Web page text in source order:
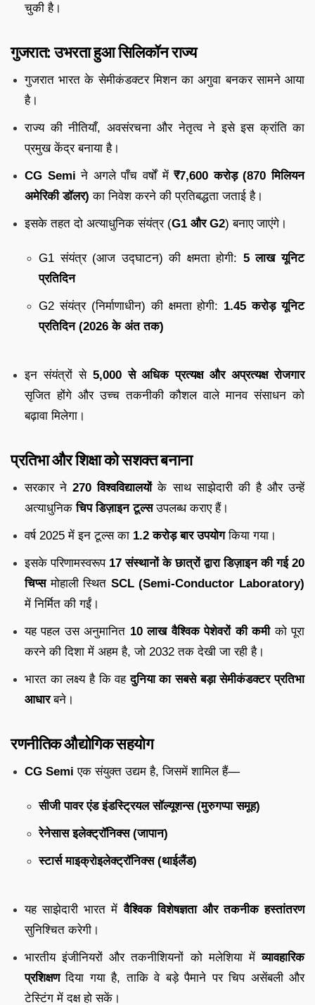
चुकी है।
गुजरात: उभरता हुआ सिलिकॉन राज्य
गुजरात भारत के सेमीकंडक्टर मिशन का अगुवा बनकर सामने आया
है।
राज्य की नीतियाँ, अवसंरचना और नेतृत्व ने इसे इस क्रांति का
प्रमुख केंद्र बनाया है।
CG Semi ने अगले पाँच वर्षों में₹7,600 करोड़ (870 मिलियन
अमेरिकी डॉलर) का निवेश करने की प्रतिबद्धता जताई है।
इसके तहत दो अत्याधुनिक संयंत्र (G1 और G2) बनाए जाएंगे।
G1 संयंत्र (आज उद्घाटन) की क्षमता होगी: 5 लाख यूनिट
प्रतिदिन
G2 संयंत्र (निर्माणाधीन) की क्षमता होगी: 1.45 करोड़ यूनिट
प्रतिदिन (2026 के अंत तक)
इन संयंत्रों से 5,000 से अधिक प्रत्यक्ष और अप्रत्यक्ष रोजगार
सृजित होंगे और उच्च तकनीकी कौशल वाले मानव संसाधन को
बढ़ावा मिलेगा।
प्रतिभा और शिक्षा को सशक्त बनाना
सरकार ने270 विश्वविद्यालयोंके साथ साझेदारी की है और उन्हें
अत्याधुनिकचिप डिज़ाइन टूल्सउपलब्ध कराए हैं।
वर्ष 2025 में इन टूल्स का 1.2 करोड़ बार उपयोगकिया गया।
इसके परिणामस्वरूप 17 संस्थानों के छात्रों द्वारा डिज़ाइन की गई 20
चिप्समोहाली स्थित SCL (Semi-Conductor Laboratory)
में निर्मित की गईं।
यह पहल उस अनुमानित 10 लाख वैश्विक पेशेवरों की कमीको पूरा
करने की दिशा में अहम है, जो 2032 तक देखी जा रही है।
भारत का लक्ष्य है कि वहदुनिया का सबसे बड़ा सेमीकंडक्टर प्रतिभा
आधारबने।
रणनीतिक औद्योगिक सहयोग
CG Semi एक संयुक्त उद्यम है, जिसमें शामिल हैं—
सीजी पावर एंड इंडस्ट्रियल सॉल्यूशन्स (मुरुगप्पा समूह)
रेनेसास इलेक्ट्रॉनिक्स (जापान)
स्टार्स माइक्रोइलेक्ट्रॉनिक्स (थाईलैंड)
यह साझेदारी भारत मेंवैश्विक विशेषज्ञता और तकनीक हस्तांतरण
सुनिश्चित करेगी।
भारतीय इंजीनियरों और तकनीशियनों को मलेशिया मेंव्यावहारिक
प्रशिक्षणदिया गया है, ताकि वे बड़े पैमाने पर चिप असेंबली और
टेस्टिंग में दक्ष हो सकें।